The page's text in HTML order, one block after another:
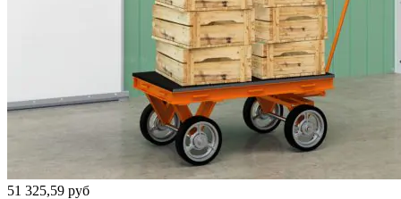
51 325,59 руб